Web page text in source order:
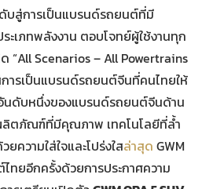
บสู่การเป็นแบรนด์รถยนต์ที่มี
เภทพลังงาน ตอบโจทย์ผู้ใช้งานทุก
“All Scenarios – All Powertrains
ารเป็นแบรนด์รถยนต์จีนที่คนไทยให้
อันดับหนึ่งของแบรนด์รถยนต์จีนด้าน
ลิตภัณฑ์ที่มีคุณภาพ เทคโนโลยีที่ล้ำ
ความใส่ใจและโปร่งใสล่าสุด GWM
ทยอีกครั้งด้วยการประกาศความ